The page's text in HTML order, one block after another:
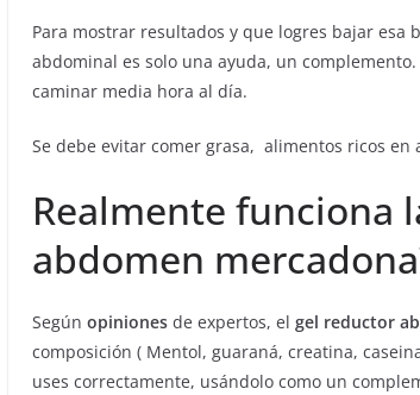
Para mostrar resultados y que logres bajar
abdominal es solo una ayuda, un
caminar media hora al día.
Se debe evitar comer grasa, alimentos ricos
Realmente funciona
abdomen
Según opiniones de expertos, el gel reductor
composición ( Mentol, guaraná, creatina,
uses correctamente, usándolo como un